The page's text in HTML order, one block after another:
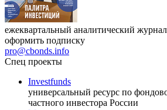
ежеквартальный аналитический журнал
оформить подписку
pro@cbonds.info
Спец проекты
Investfunds
универсальный ресурс по
частного инвестора России